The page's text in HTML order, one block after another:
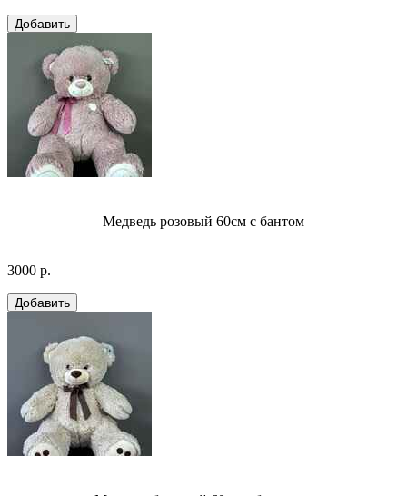
Медведь розовый 60см с бантом
3000 р.